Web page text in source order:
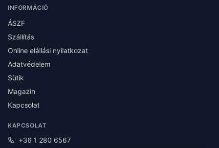
INFORMÁCIÓ
ÁSZF
Szállítás
Online elállási nyilatkozat
Adatvédelem
Sütik
Magazin
Kapcsolat
KAPCSOLAT
+36 1 280 6567